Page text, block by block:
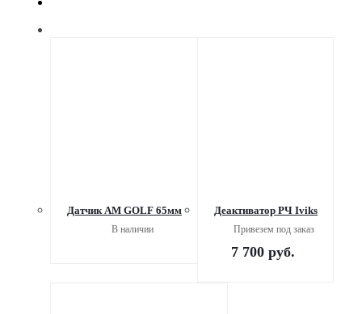
Датчик АМ GOLF 65мм
В наличии
Деактиватор РЧ Iviks
Привезем под заказ
7 700 руб.